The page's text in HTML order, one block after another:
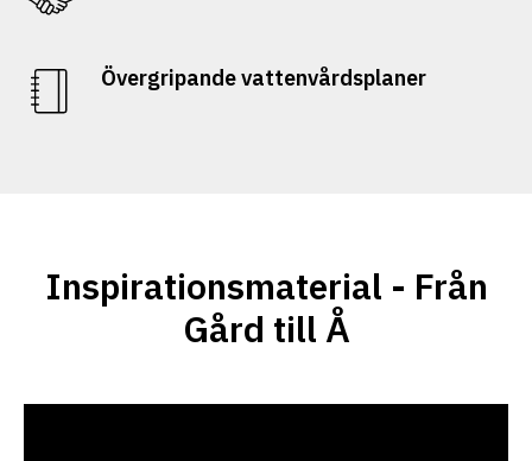
Övergripande vattenvårdsplaner
Inspirationsmaterial - Från
Gård till Å